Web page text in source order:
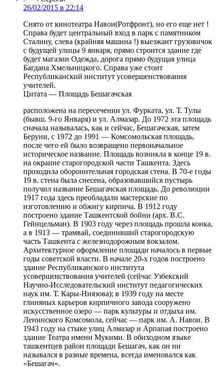
26/02/2015 в 22:14
Снято от кинотеатра Навои(Ротфронт), но его еще нет !
Справа будет центральный вход в парк с памятником
Сталину, слева (крайняя машина !) выезжант грузовичок
с будущей улицы 9 января, прямо строится здание где
будет магазин Одежда, дорога прямо будущая улица
Багдана Хмельницкого. Справа уже стоит
Республиканский институт усовершенствования
учителей.
Цитата — Площадь Бешагачская
расположена на пересечении ул. Фурката, ул. Т. Тулы
(бывш. 9-го Января) и ул. Алмазар. До 1972 эта площадь
сначала называлась, как и сейчас, Бешагачская, затем
Беруни, с 1972 до 1991 — Комсомольская площадь,
после чего ей было возвращено первоначальное
историческое название. Площадь возникла в конце 19 в.
на окраине старогородской части Ташкента. Здесь
проходила оборонительная городская стена. В 70-е годы
19 в. стена была снесена, образовавшийся пустырь
получил название Бешагачская площадь. До революции
1917 года здесь преобладали мастерские по
изготовлению и обжигу кирпича. В 1912 году
построено здание Ташкентской бойни (арх. В.С.
Гейнцельман). В 1903 году через площадь прошла конка,
а в 1913 — трамвай, соединивший старогородскую
часть Ташкента с железнодорожным вокзалом.
Архитектурное оформление площади началось в первые
годы советской власти. В начале 20-х годов построено
здание Республиканского института
усовершенствования учителей (сейчас Узбекский
Научно-Исследовательский институт педагогических
наук им. Т. Кары-Ниязова); в 1939 году на месте
глиняных карьеров кирпичного завода сооружено
искусственное озеро — парк культуры и отдыха им.
Ленинского Комсомола, сейчас — парк им. А. Навои. В
1943 году на стыке улиц Алмазар и Арпапая построено
здание Театра имени Мукими. В обиходном языке
ташкентцев район площади Бешагач, как он ни
назывался в разные времена, всегда именовался как
«Бешагач».